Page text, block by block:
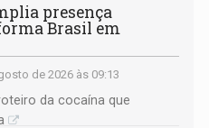
presença
Brasil em
de 2026 às 09:13
da cocaína que